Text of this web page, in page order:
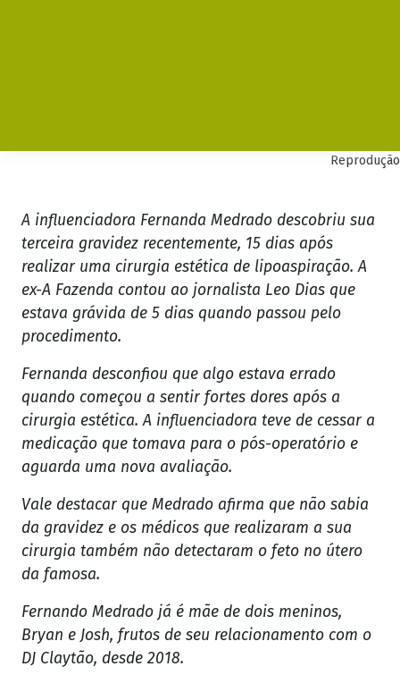
Reprodução
A influenciadora Fernanda Medrado descobriu sua
terceira gravidez recentemente, 15 dias após
realizar uma cirurgia estética de lipoaspiração. A
ex-A Fazenda contou ao jornalista Leo Dias que
estava grávida de 5 dias quando passou pelo
procedimento.
Fernanda desconfiou que algo estava errado
quando começou a sentir fortes dores após a
cirurgia estética. A influenciadora teve de cessar a
medicação que tomava para o pós-operatório e
aguarda uma nova avaliação.
Vale destacar que Medrado afirma que não sabia
da gravidez e os médicos que realizaram a sua
cirurgia também não detectaram o feto no útero
da famosa.
Fernando Medrado já é mãe de dois meninos,
Bryan e Josh, frutos de seu relacionamento com o
DJ Claytão, desde 2018.